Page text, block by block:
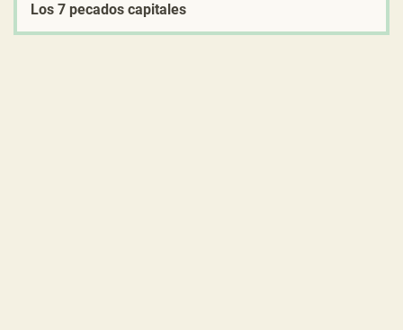
Los 7 pecados capitales